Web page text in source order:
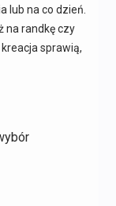
lub na co dzień.
na randkę czy
sprawią,